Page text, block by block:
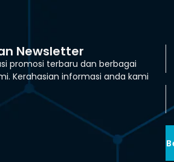
Newsletter
promosi terbaru dan berbagai
Kerahasian informasi anda kami